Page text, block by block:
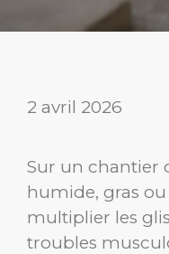
2 avril 2026
Sur un chantier
humide, gras
multiplier les
troubles